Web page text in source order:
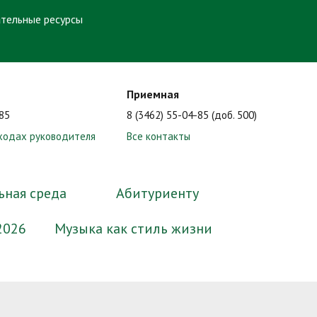
ресурсы
руководителя
Приемная
8 (3462) 55-04-85 (доб. 500)
Все контакты
среда Абитуриенту
Музыка как стиль жизни